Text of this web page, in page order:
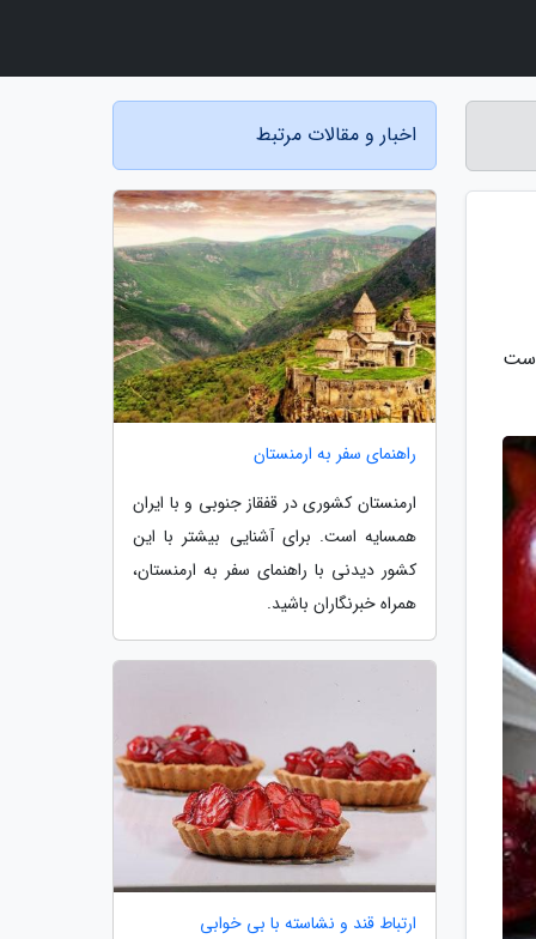
اخبار و مقالات مرتبط
راهنمای سفر به ارمنستان
ارمنستان کشوری در قفقاز جنوبی و با ایران
همسایه است. برای آشنایی بیشتر با این
کشور دیدنی با راهنمای سفر به ارمنستان،
همراه خبرنگاران باشید.
ارتباط قند و نشاسته با بی خوابی